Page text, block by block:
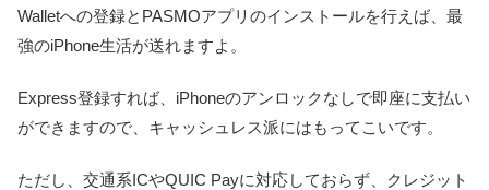
Walletへの登録とPASMOアプリのインストールを行えば、最
強のiPhone生活が送れますよ。
Express登録すれば、iPhoneのアンロックなしで即座に支払い
ができますので、キャッシュレス派にはもってこいです。
ただし、交通系ICやQUIC Payに対応しておらず、クレジット